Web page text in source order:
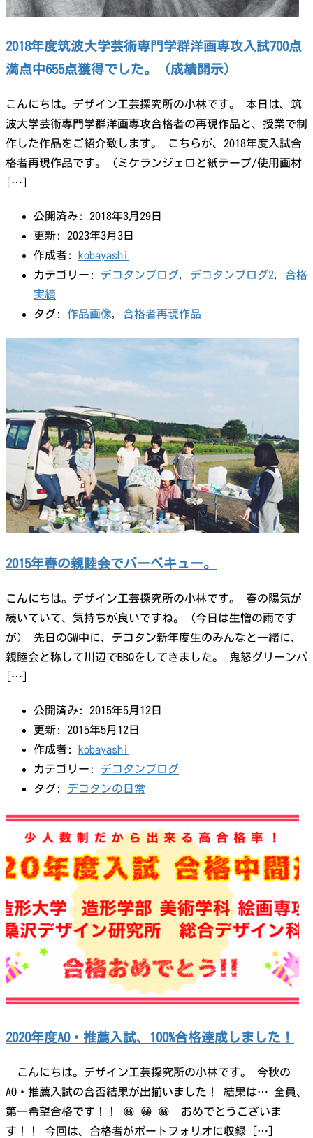
2018年度筑波大学芸術専門学群洋画専攻入試700点
満点中655点獲得でした。（成績開示）
こんにちは。デザイン工芸探究所の小林です。 本日は、筑
波大学芸術専門学群洋画専攻合格者の再現作品と、授業で制
作した作品をご紹介致します。 こちらが、2018年度入試合
格者再現作品です。（ミケランジェロと紙テープ/使用画材
[…]
公開済み: 2018年3月29日
更新: 2023年3月3日
作成者:
kobayashi
カテゴリー: デコタンブログ, デコタンブログ2, 合格
実績
タグ: 作品画像, 合格者再現作品
2015年春の親睦会でバーベキュー。
こんにちは。デザイン工芸探究所の小林です。 春の陽気が
続いていて、気持ちが良いですね。（今日は生憎の雨です
が） 先日のGW中に、デコタン新年度生のみんなと一緒に、
親睦会と称して川辺でBBQをしてきました。 鬼怒グリーンパ
[…]
公開済み: 2015年5月12日
更新: 2015年5月12日
作成者:
kobayashi
カテゴリー: デコタンブログ
タグ: デコタンの日常
2020年度AO・推薦入試、100%合格達成しました！
こんにちは。デザイン工芸探究所の小林です。 今秋の
AO・推薦入試の合否結果が出揃いました！ 結果は… 全員、
第一希望合格です！！ 😀 😀 😀 おめでとうございま
す！！ 今回は、合格者がポートフォリオに収録 […]